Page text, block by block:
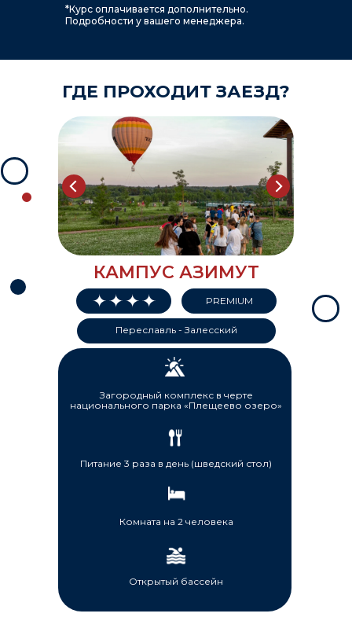
*Курс оплачивается дополнительно.
Подробности у вашего менеджера.
ГДЕ ПРОХОДИТ ЗАЕЗД?
КАМПУС АЗИМУТ
Загородный комплекс в черте
национального парка «Плещеево озеро»
Питание 3 раза в день (шведский стол)
Переславль - Залесский
PREMIUM
Комната на 2 человека
Открытый бассейн